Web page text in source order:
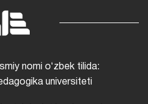
nomi oʻzbek tilida:
universiteti